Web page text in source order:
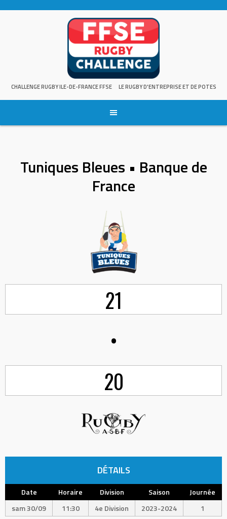
CHALLENGE RUGBY ILE-DE-FRANCE FFSE LE RUGBY D'ENTREPRISE ET DE POTES
Tuniques Bleues • Banque de
France
21
•
20
DÉTAILS
Date Horaire Division Saison
Journée
sam 30/09
11:30 4e Division 2023-2024 1